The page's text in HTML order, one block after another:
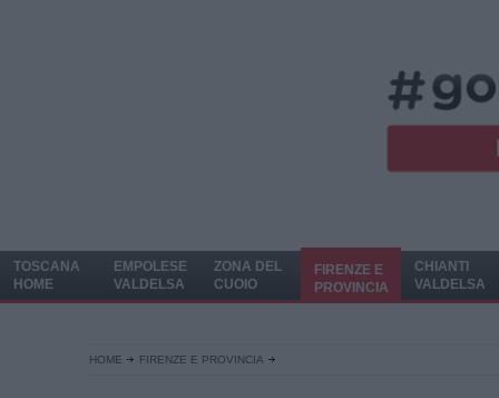
TOSCANA
HOME
EMPOLESE
VALDELSA
ZONA DEL
CUOIO
FIRENZE E
PROVINCIA
CHIANTI
VALDELSA
HOME FIRENZE E PROVINCIA